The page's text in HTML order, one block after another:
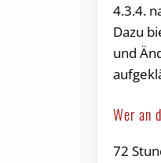
4.3.4.
Dazu
und
Wer an
72